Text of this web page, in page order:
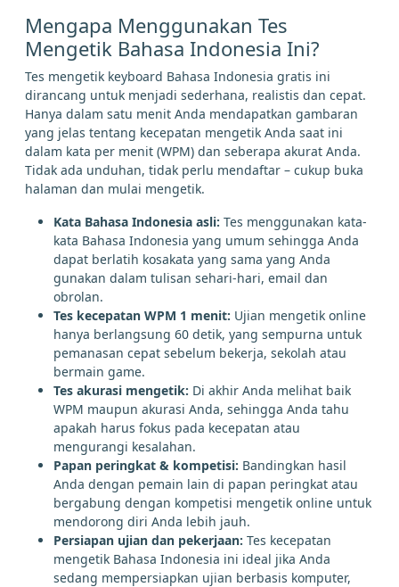
kurang sesuai sedang bisa
suatu malam siapa ada tiba lalu
tak benar sekali antara
Mengapa Menggunakan Tes
Mengetik Bahasa Indonesia Ini?
Tes mengetik keyboard Bahasa Indonesia gratis ini
dirancang untuk menjadi sederhana, realistis dan cepat.
Hanya dalam satu menit Anda mendapatkan gambaran
yang jelas tentang kecepatan mengetik Anda saat ini
dalam kata per menit (WPM) dan seberapa akurat Anda.
Tidak ada unduhan, tidak perlu mendaftar – cukup buka
halaman dan mulai mengetik.
Kata Bahasa Indonesia asli: Tes menggunakan kata-
kata Bahasa Indonesia yang umum sehingga Anda
dapat berlatih kosakata yang sama yang Anda
gunakan dalam tulisan sehari-hari, email dan
obrolan.
Tes kecepatan WPM 1 menit: Ujian mengetik online
hanya berlangsung 60 detik, yang sempurna untuk
pemanasan cepat sebelum bekerja, sekolah atau
bermain game.
Tes akurasi mengetik: Di akhir Anda melihat baik
WPM maupun akurasi Anda, sehingga Anda tahu
apakah harus fokus pada kecepatan atau
mengurangi kesalahan.
Papan peringkat & kompetisi: Bandingkan hasil
Anda dengan pemain lain di papan peringkat atau
bergabung dengan kompetisi mengetik online untuk
mendorong diri Anda lebih jauh.
Persiapan ujian dan pekerjaan: Tes kecepatan
mengetik Bahasa Indonesia ini ideal jika Anda
sedang mempersiapkan ujian berbasis komputer,